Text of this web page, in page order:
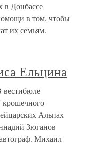
в Донбассе
в том, чтобы
их семьям.
Ельцина
вестибюле
Альпах
Зюганов
Михаил